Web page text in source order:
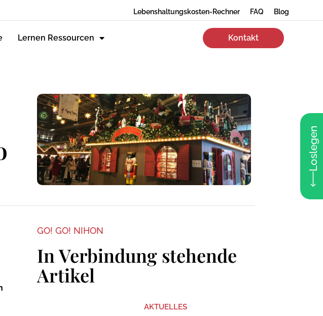
Lebenshaltungskosten-Rechner FAQ Blog
Lernen Ressourcen Kontakt
Loslegen
GO! GO! NIHON
In Verbindung stehende
Artikel
AKTUELLES